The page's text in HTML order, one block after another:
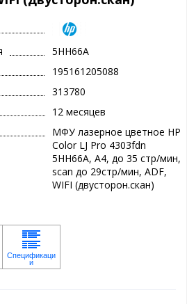
5HH66A
195161205088
313780
12 месяцев
МФУ лазерное цветное HP
Color LJ Pro 4303fdn
5HH66A, А4, до 35 стр/мин,
scan до 29стр/мин, ADF,
WIFI (двусторон.скан)